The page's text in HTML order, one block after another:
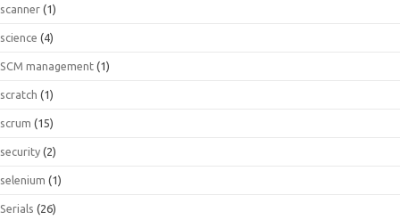
scanner (1)
science (4)
SCM management (1)
scratch (1)
scrum (15)
security (2)
selenium (1)
Serials (26)